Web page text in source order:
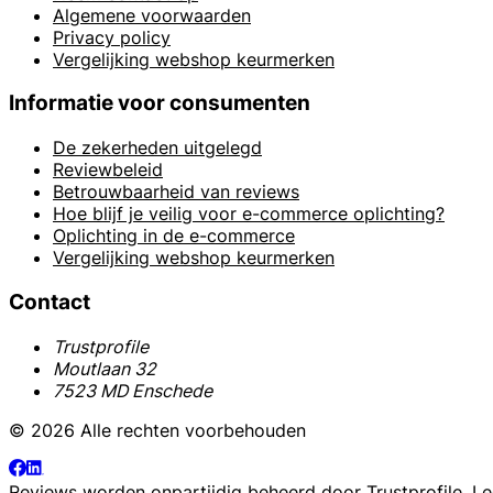
Algemene voorwaarden
Privacy policy
Vergelijking webshop keurmerken
Informatie voor consumenten
De zekerheden uitgelegd
Reviewbeleid
Betrouwbaarheid van reviews
Hoe blijf je veilig voor e-commerce oplichting?
Oplichting in de e-commerce
Vergelijking webshop keurmerken
Contact
Trustprofile
Moutlaan 32
7523 MD Enschede
© 2026 Alle rechten voorbehouden